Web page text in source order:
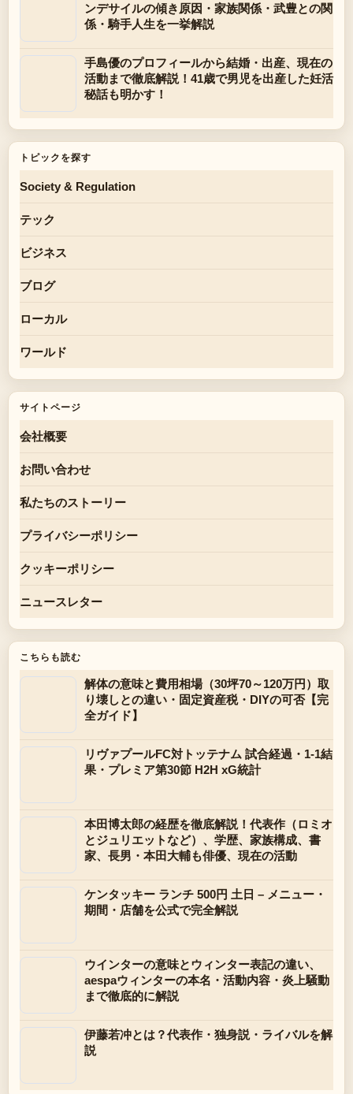
ンデサイルの傾き原因・家族関係・武豊との関
係・騎手人生を一挙解説
手島優のプロフィールから結婚・出産、現在の
活動まで徹底解説！41歳で男児を出産した妊活
秘話も明かす！
トピックを探す
Society & Regulation
テック
ビジネス
ブログ
ローカル
ワールド
サイトページ
会社概要
お問い合わせ
私たちのストーリー
プライバシーポリシー
クッキーポリシー
ニュースレター
こちらも読む
解体の意味と費用相場（30坪70～120万円）取
り壊しとの違い・固定資産税・DIYの可否【完
全ガイド】
リヴァプールFC対トッテナム 試合経過・1-1結
果・プレミア第30節 H2H xG統計
本田博太郎の経歴を徹底解説！代表作（ロミオ
とジュリエットなど）、学歴、家族構成、書
家、長男・本田大輔も俳優、現在の活動
ケンタッキー ランチ 500円 土日 – メニュー・
期間・店舗を公式で完全解説
ウインターの意味とウィンター表記の違い、
aespaウィンターの本名・活動内容・炎上騒動
まで徹底的に解説
伊藤若冲とは？代表作・独身説・ライバルを解
説